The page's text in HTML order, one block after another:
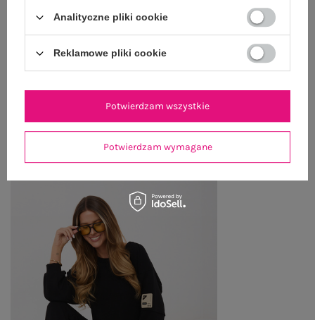
WYSYŁKA I DOSTAWA
ZWROTY I REKLAMACJE
OSTATNIO OGLĄDANE
Zobacz wszystko
Analityczne pliki cookie
Reklamowe pliki cookie
Potwierdzam wymagane
Potwierdzam wszystkie